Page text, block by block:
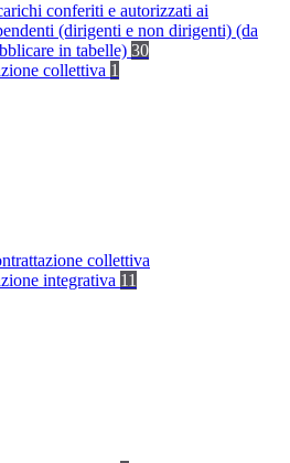
conferiti e autorizzati ai
(dirigenti e non dirigenti) (da
in tabelle) 30
collettiva 1
collettiva
integrativa 11